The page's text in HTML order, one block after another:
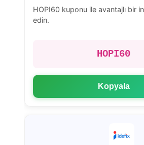
HOPI60 kuponu ile avantajlı bir
edin.
HOPI60
Kopyala